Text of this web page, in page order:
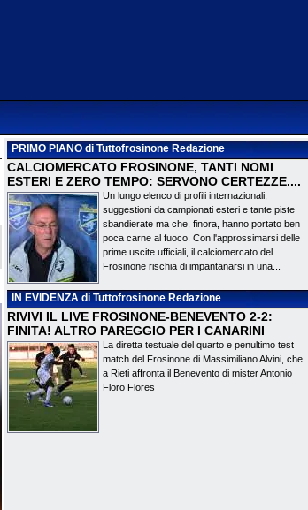
PRIMO PIANOdi Tuttofrosinone Redazione
CALCIOMERCATO FROSINONE, TANTI NOMI
ESTERI E ZERO TEMPO: SERVONO CERTEZZE....
Un lungo elenco di profili internazionali,
suggestioni da campionati esteri e tante piste
sbandierate ma che, finora, hanno portato ben
poca carne al fuoco. Con l'approssimarsi delle
prime uscite ufficiali, il calciomercato del
Frosinone rischia di impantanarsi in una...
IN EVIDENZAdi Tuttofrosinone Redazione
RIVIVI IL LIVE FROSINONE-BENEVENTO 2-2:
FINITA! ALTRO PAREGGIO PER I CANARINI
La diretta testuale del quarto e penultimo test
match del Frosinone di Massimiliano Alvini, che
a Rieti affronta il Benevento di mister Antonio
Floro Flores